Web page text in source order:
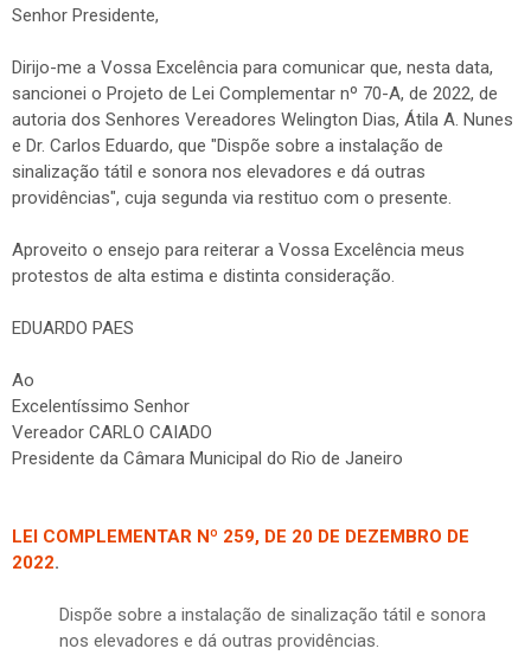
Senhor Presidente,
Dirijo-me a Vossa Excelência para comunicar que, nesta data,
sancionei o Projeto de Lei Complementar nº 70-A, de 2022, de
autoria dos Senhores Vereadores Welington Dias, Átila A. Nunes
e Dr. Carlos Eduardo, que "Dispõe sobre a instalação de
sinalização tátil e sonora nos elevadores e dá outras
providências", cuja segunda via restituo com o presente.
Aproveito o ensejo para reiterar a Vossa Excelência meus
protestos de alta estima e distinta consideração.
EDUARDO PAES
Ao
Excelentíssimo Senhor
Vereador CARLO CAIADO
Presidente da Câmara Municipal do Rio de Janeiro
LEI COMPLEMENTAR Nº 259, DE 20 DE DEZEMBRO DE
2022.
Dispõe sobre a instalação de sinalização tátil e sonora
nos elevadores e dá outras providências.